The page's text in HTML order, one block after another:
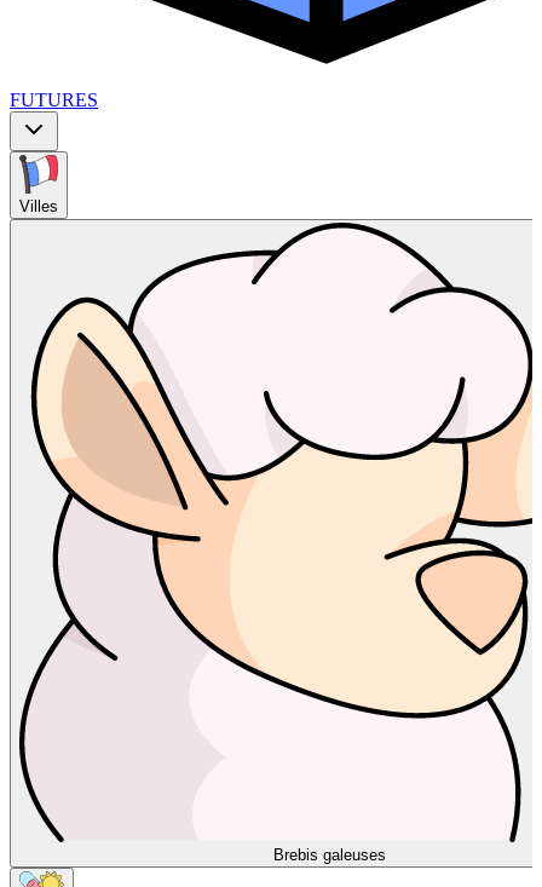
FUTURES
Villes
Brebis galeuses